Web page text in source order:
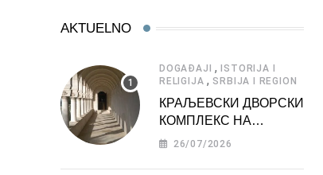
AKTUELNO
DOGAĐAJI , ISTORIJA I
RELIGIJA , SRBIJA I REGION
КРАЉЕВСКИ ДВОРСКИ
КОМПЛЕКС НА
ДЕДИЊУ –
26/07/2026